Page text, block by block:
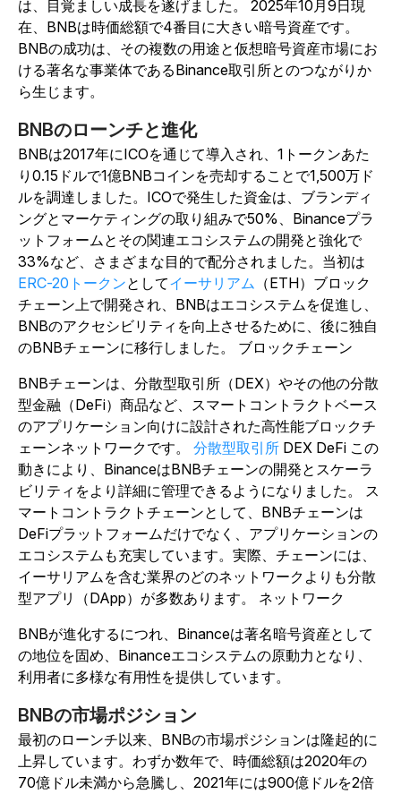
は、目覚ましい成長を遂げました。
2025年10月9日現
在、BNBは時価総額で4番目に大きい暗号資産です。
BNBの成功は、その複数の用途と仮想暗号資産市場にお
ける著名な事業体であるBinance取引所とのつながりか
ら生じます。
BNBのローンチと進化
BNBは2017年にICOを通じて導入され、1トークンあた
り0.15ドルで1億BNBコインを売却することで1,500万ド
ルを調達しました。ICOで発生した資金は、ブランディ
ングとマーケティングの取り組みで50%、Binanceプラ
ットフォームとその関連エコシステムの開発と強化で
33%など、さまざまな目的で配分されました。当初は
ERC-20トークンとしてイーサリアム （ETH）ブロック
チェーン上で開発され、BNBはエコシステムを促進し、
BNBのアクセシビリティを向上させるために、後に独自
のBNBチェーンに移行しました。 ブロックチェーン
BNBチェーンは、分散型取引所（DEX）やその他の分散
型金融（DeFi）商品など、スマートコントラクトベース
のアプリケーション向けに設計された高性能ブロックチ
ェーンネットワークです。
分散型取引所 DEX DeFi この
動きにより、BinanceはBNBチェーンの開発とスケーラ
ビリティをより詳細に管理できるようになりました。
ス
マートコントラクトチェーンとして、BNBチェーンは
DeFiプラットフォームだけでなく、アプリケーションの
エコシステムも充実しています。実際、チェーンには、
イーサリアムを含む業界のどのネットワークよりも分散
型アプリ（DApp）が多数あります。 ネットワーク
BNBが進化するにつれ、Binanceは著名暗号資産として
の地位を固め、Binanceエコシステムの原動力となり、
利用者に多様な有用性を提供しています。
BNBの市場ポジション
最初のローンチ以来、BNBの市場ポジションは隆起的に
上昇しています。わずか数年で、時価総額は2020年の
70億ドル未満から急騰し、2021年には900億ドルを2倍